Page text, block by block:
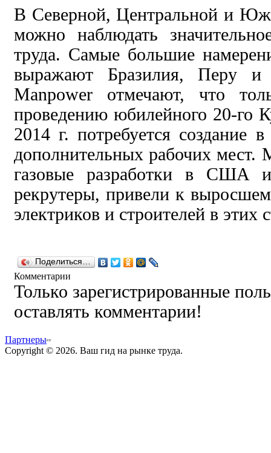
В Северной, Центральной и
можно наблюдать
труда. Самые большие
выражают
Бразилия, Перу и
Manpower отмечают, что
проведению юбилейного 20-го
2014 г. потребуется создание в
дополнительных рабочих мест.
газовые разработки в США
рекрутеры, привели к
электриков и строителей в этих
Поделиться…
Комментарии
Только зарегистрированные
оставлять комментарии!
Партнеры
Copyright © 2026. Ваш гид на рынке труда.